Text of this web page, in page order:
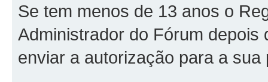
Se tem menos de 13 anos o
Administrador do Fórum
enviar a autorização para a sua